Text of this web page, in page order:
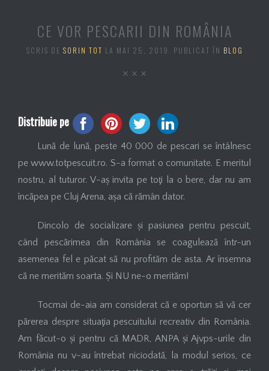
CE VOR PESCARII DIN ROMÂNIA
SCRIS DE SORIN TOT LA MAI 25, 2019 . PUBLICAT ÎN BLOG
Distribuie pe
Lună de lună, peste 40 000 de pescari se întâlnesc
pe www.totpescuit.ro. S-a format o comunitate. E meritul
nostru, al tuturor. V-aș invita pe toţi la o bere, dar nu am
încăpea pe Cluj Arena, așa că rămân dator.
Dincolo de socializare și pasiunea pentru pescuit,
când pescărimea din România se coagulează într-un
asemenea fel e păcat să nu profităm de asta. Ar însemna
că ne merităm soarta. Și NU ne-o merităm!
Tocmai de-aia am considerat că e oportun să vă cer
părerea despre situaţia pescuitului recreativ din România.
Am făcut-o și pentru că MADR, ANPA și Ajvps-urile din
România nu v-au întrebat niciodată, la modul serios, ce